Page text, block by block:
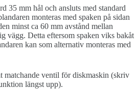
35 mm hål och ansluts med standard
monteras med spaken på sidan
minst ca 60 mm avstånd mellan
vägg. Detta eftersom spaken viks bakåt
kan som alternativ monteras med
matchande ventil för diskmaskin (skriv
längst upp).